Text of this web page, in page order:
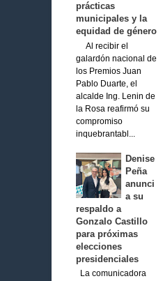
prácticas
municipales y la
equidad de género
Al recibir el
galardón nacional de
los Premios Juan
Pablo Duarte, el
alcalde Ing. Lenin de
la Rosa reafirmó su
compromiso
inquebrantabl...
Denise
Peña
anunci
a su
respaldo a
Gonzalo Castillo
para próximas
elecciones
presidenciales
La comunicadora